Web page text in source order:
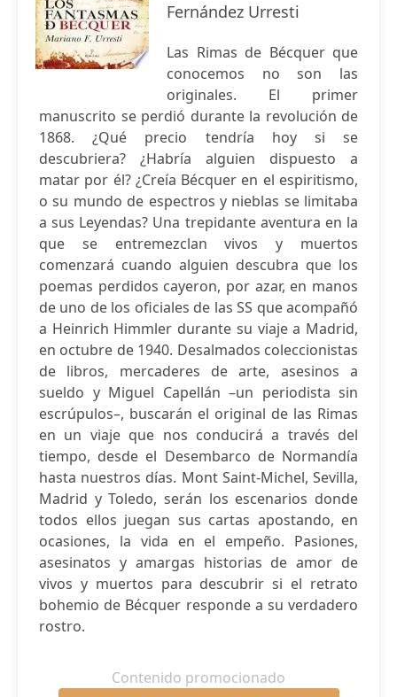
Fernández Urresti
Las Rimas de Bécquer que
conocemos no son las
originales. El primer
manuscrito se perdió durante la revolución de
1868. ¿Qué precio tendría hoy si se
descubriera? ¿Habría alguien dispuesto a
matar por él? ¿Creía Bécquer en el espiritismo,
o su mundo de espectros y nieblas se limitaba
a sus Leyendas? Una trepidante aventura en la
que se entremezclan vivos y muertos
comenzará cuando alguien descubra que los
poemas perdidos cayeron, por azar, en manos
de uno de los oficiales de las SS que acompañó
a Heinrich Himmler durante su viaje a Madrid,
en octubre de 1940. Desalmados coleccionistas
de libros, mercaderes de arte, asesinos a
sueldo y Miguel Capellán –un periodista sin
escrúpulos–, buscarán el original de las Rimas
en un viaje que nos conducirá a través del
tiempo, desde el Desembarco de Normandía
hasta nuestros días. Mont Saint-Michel, Sevilla,
Madrid y Toledo, serán los escenarios donde
todos ellos juegan sus cartas apostando, en
ocasiones, la vida en el empeño. Pasiones,
asesinatos y amargas historias de amor de
vivos y muertos para descubrir si el retrato
bohemio de Bécquer responde a su verdadero
rostro.
Contenido promocionado